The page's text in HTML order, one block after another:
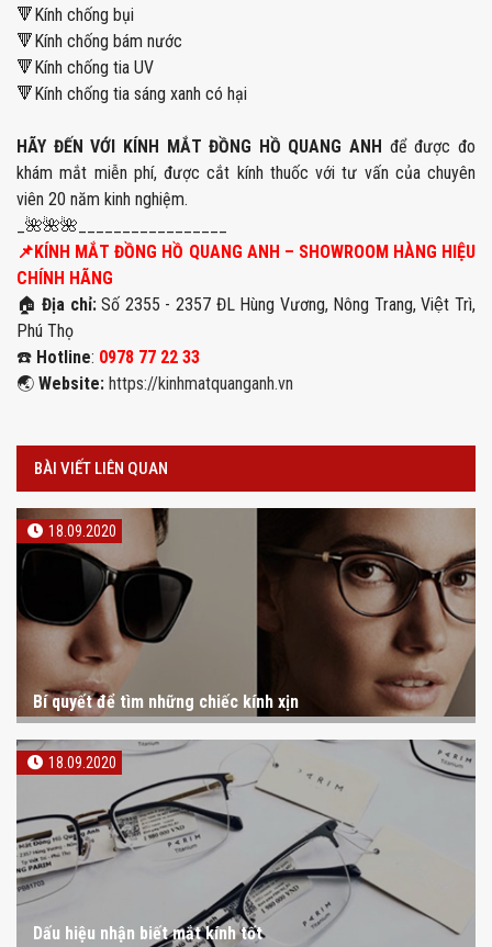
🔻Kính chống bụi
🔻Kính chống bám nước
🔻Kính chống tia UV
🔻Kính chống tia sáng xanh có hại
HÃY ĐẾN VỚI KÍNH MẮT ĐỒNG HỒ QUANG ANH để được đo
khám mắt miễn phí, được cắt kính thuốc với tư vấn của chuyên
viên 20 năm kinh nghiệm.
_🌺🌺🌺_________________
📌KÍNH MẮT ĐỒNG HỒ QUANG ANH – SHOWROOM HÀNG HIỆU
CHÍNH HÃNG
🏠 Địa chỉ:Số 2355 - 2357 ĐL Hùng Vương, Nông Trang, Việt Trì,
Phú Thọ
☎️ Hotline: 0978 77 22 33
🌏 Website: https://kinhmatquanganh.vn
BÀI VIẾT LIÊN QUAN
Bí quyết để tìm những chiếc kính xịn
18.09.2020
Dấu hiệu nhận biết mắt kính tốt
18.09.2020